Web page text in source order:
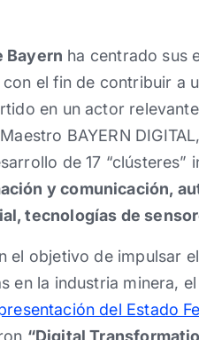
Bayern ha centrado sus
el fin de contribuir a
en un actor
BAYERN
de 17
y comunicación,
tecnologías de
el objetivo de impulsar
en la industria minera,
del Estado
“Digital